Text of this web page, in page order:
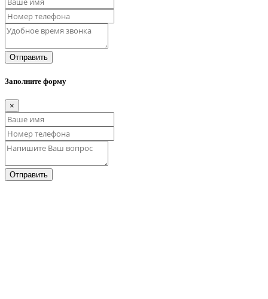
Отправить
Заполните форму
×
Отправить